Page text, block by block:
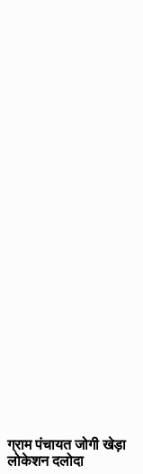
ग्राम पंचायत जोगी खेड़ा
लोकेशन दलोदा